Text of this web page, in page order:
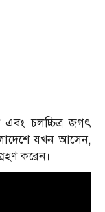
এবং চলচ্চিত্র জগৎ
যখন আসেন,
করেন।